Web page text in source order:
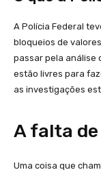
A Polícia Federal
bloqueios de
passar pela análise
estão livres para
as investigações
A falta
Uma coisa que